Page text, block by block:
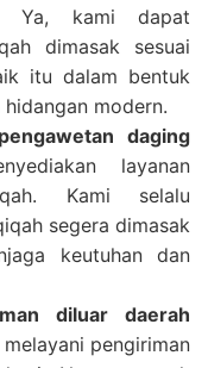
kami dapat
dimasak sesuai
itu dalam bentuk
modern.
daging
layanan
Kami selalu
segera dimasak
keutuhan dan
diluar daerah
pengiriman